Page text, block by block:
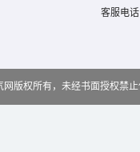
客服电
网版权所有，未经书面授权